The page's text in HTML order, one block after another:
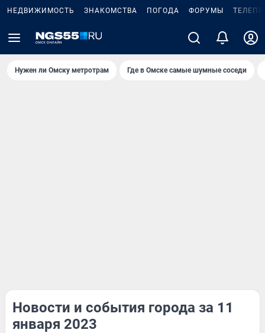
НЕДВИЖИМОСТЬ ЗНАКОМСТВА ПОГОДА ФОРУМЫ
Нужен ли Омску метротрам Где в Омске самые шумные соседи
Новости и события города за 11
января 2023